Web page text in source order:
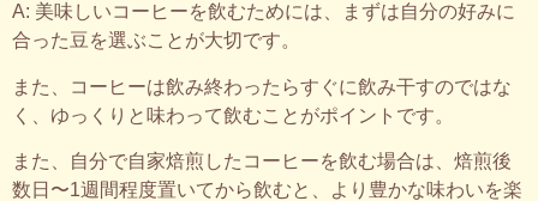
A: 美味しいコーヒーを飲むためには、まずは自分の好みに
合った豆を選ぶことが大切です。
また、コーヒーは飲み終わったらすぐに飲み干すのではな
く、ゆっくりと味わって飲むことがポイントです。
また、自分で自家焙煎したコーヒーを飲む場合は、焙煎後
数日〜1週間程度置いてから飲むと、より豊かな味わいを楽